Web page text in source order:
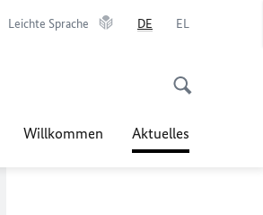
Leichte Sprache DE EL
Willkommen Aktuelles